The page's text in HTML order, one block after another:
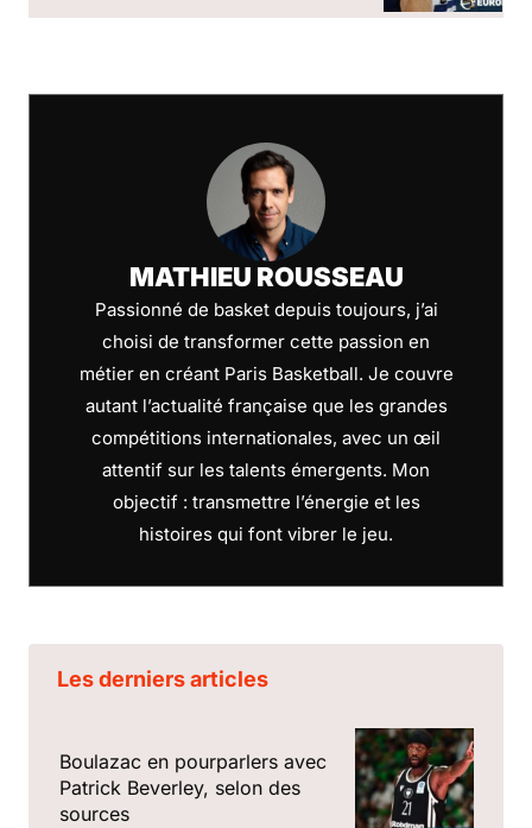
MATHIEU ROUSSEAU
Passionné de basket depuis toujours, j’ai
choisi de transformer cette passion en
métier en créant Paris Basketball. Je couvre
autant l’actualité française que les grandes
compétitions internationales, avec un œil
attentif sur les talents émergents. Mon
objectif : transmettre l’énergie et les
histoires qui font vibrer le jeu.
Les derniers articles
Boulazac en pourparlers avec
Patrick Beverley, selon des
sources